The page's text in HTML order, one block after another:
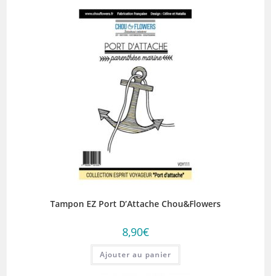
Tampon EZ Port D’Attache Chou&Flowers
8,90€
Ajouter au panier